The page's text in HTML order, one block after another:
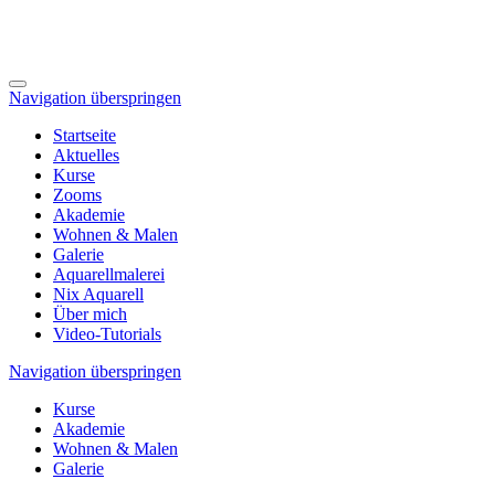
Navigation überspringen
Startseite
Aktuelles
Kurse
Zooms
Akademie
Wohnen & Malen
Galerie
Aquarellmalerei
Nix Aquarell
Über mich
Video-Tutorials
Navigation überspringen
Kurse
Akademie
Wohnen & Malen
Galerie